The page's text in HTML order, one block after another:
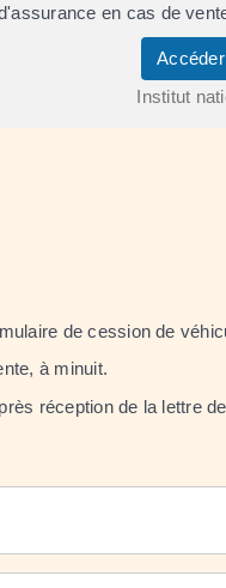
en cas de
Institut
de cession de
à minuit.
réception de la lettre